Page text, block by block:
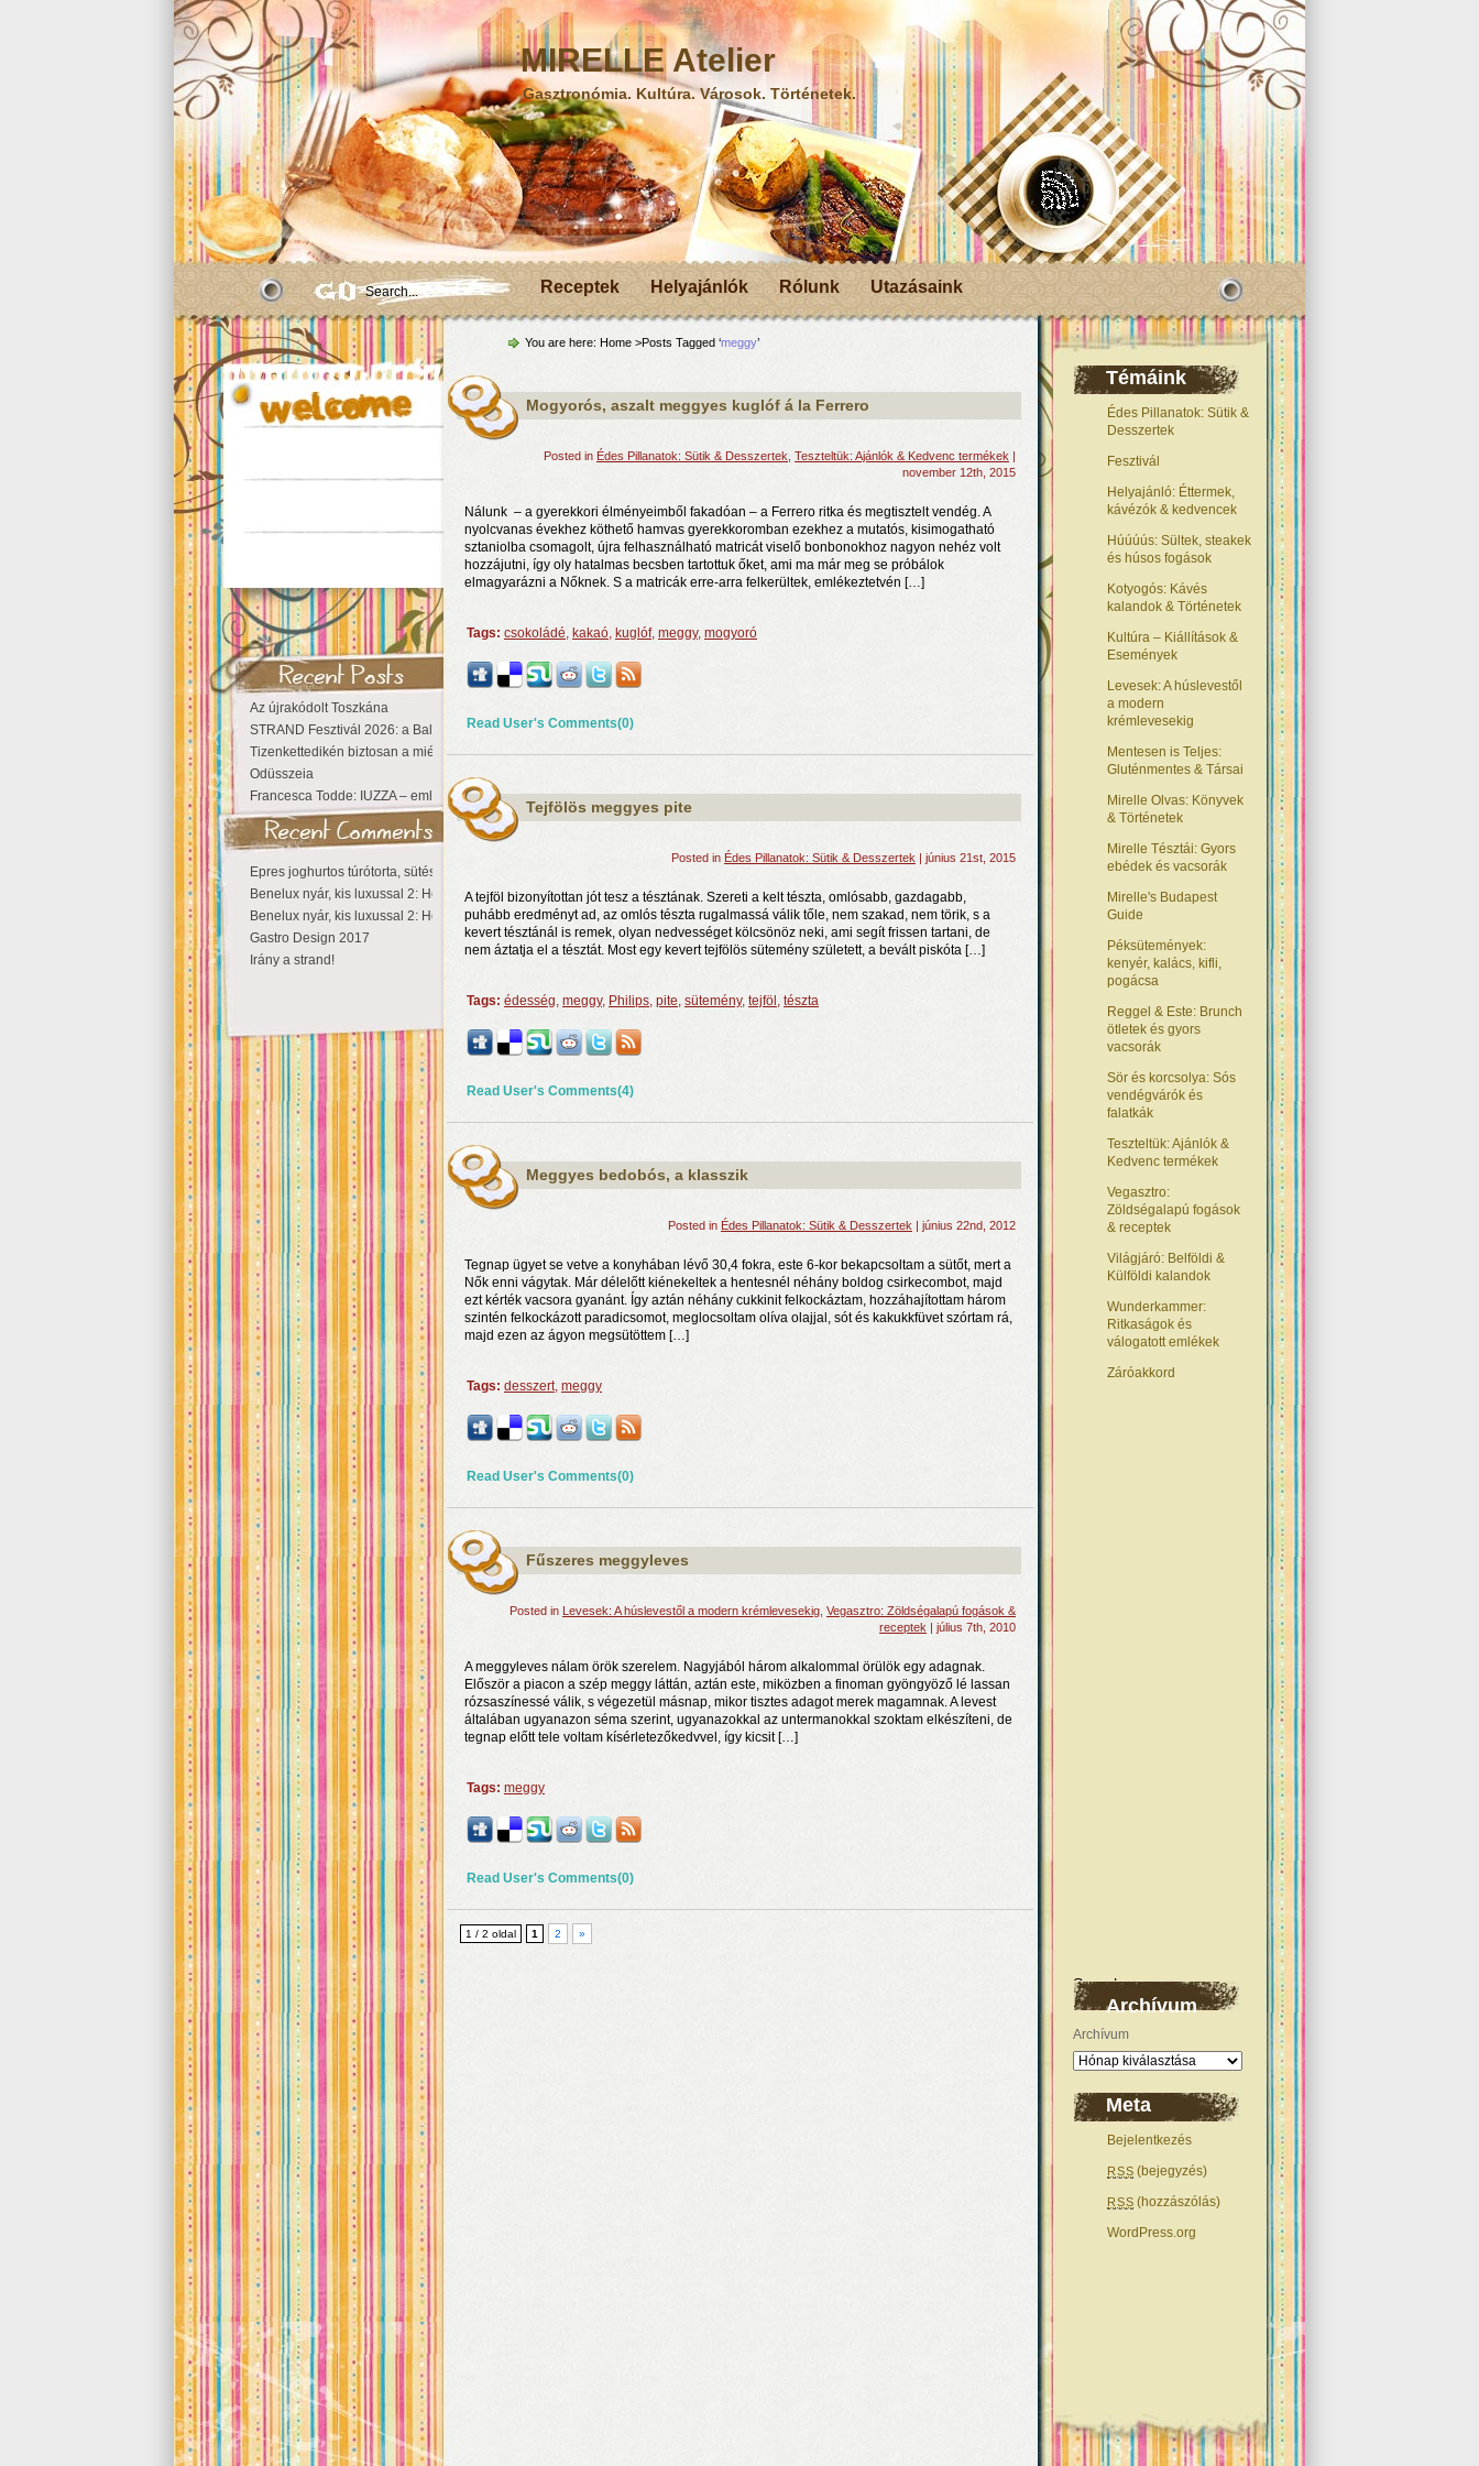
MIRELLE Atelier
Gasztronómia. Kultúra. Városok. Történetek.
Receptek Helyajánlók Rólunk Utazásaink
Az újrakódolt Toszkána
STRAND Fesztivál 2026: a Balaton partján a nyár még tart!
Tizenkettedikén biztosan a miénk a Sziget!
Odüsszeia
Francesca Todde: IUZZA – emlékezet, táj és irodalom találkozása a Mai Manó Házban
Epres joghurtos túrótorta, sütés nélkül
Benelux nyár, kis luxussal 2: Hollandia
Benelux nyár, kis luxussal 2: Hollandia
Gastro Design 2017
Irány a strand!
Témáink
Édes Pillanatok: Sütik &
Desszertek
Fesztivál
Helyajánló: Éttermek,
kávézók & kedvencek
Húúúús: Sültek, steakek
és húsos fogások
Kotyogós: Kávés
kalandok & Történetek
Kultúra – Kiállítások &
Események
Levesek: A húslevestől
a modern
krémlevesekig
Mentesen is Teljes:
Gluténmentes & Társai
Mirelle Olvas: Könyvek
& Történetek
Mirelle Tésztái: Gyors
ebédek és vacsorák
Mirelle's Budapest
Guide
Péksütemények:
kenyér, kalács, kifli,
pogácsa
Reggel & Este: Brunch
ötletek és gyors
vacsorák
Sör és korcsolya: Sós
vendégvárók és
falatkák
Teszteltük: Ajánlók &
Kedvenc termékek
Vegasztro:
Zöldségalapú fogások
& receptek
Világjáró: Belföldi &
Külföldi kalandok
Wunderkammer:
Ritkaságok és
válogatott emlékek
Záróakkord
Archívum
Archívum
Meta
Bejelentkezés
RSS (bejegyzés)
RSS (hozzászólás)
WordPress.org
You are here: Home >Posts Tagged ‘meggy’
Mogyorós, aszalt meggyes kuglóf á la Ferrero
Posted in Édes Pillanatok: Sütik & Desszertek Teszteltük: Ajánlók & Kedvenc termékek |
november 12th, 2015
Nálunk – a gyerekkori élményeimből fakadóan – a Ferrero ritka és megtisztelt vendég. A
nyolcvanas évekhez köthető hamvas gyerekkoromban ezekhez a mutatós, kisimogatható
sztaniolba csomagolt, újra felhasználható matricát viselő bonbonokhoz nagyon nehéz volt
hozzájutni, így oly hatalmas becsben tartottuk őket, ami ma már meg se próbálok
elmagyarázni a Nőknek. S a matricák erre-arra felkerültek, emlékeztetvén […]
Tags: csokoládé, kakaó, kuglóf, meggy, mogyoró
Read User's Comments(0)
Tejfölös meggyes pite
Posted in Édes Pillanatok: Sütik & Desszertek | június 21st, 2015
A tejföl bizonyítottan jót tesz a tésztának. Szereti a kelt tészta, omlósabb, gazdagabb,
puhább eredményt ad, az omlós tészta rugalmassá válik tőle, nem szakad, nem törik, s a
kevert tésztánál is remek, olyan nedvességet kölcsönöz neki, ami segít frissen tartani, de
nem áztatja el a tésztát. Most egy kevert tejfölös sütemény született, a bevált piskóta […]
Tags: édesség, meggy, Philips, pite, sütemény, tejföl , tészta
Read User's Comments(4)
Meggyes bedobós, a klasszik
Posted in Édes Pillanatok: Sütik & Desszertek | június 22nd, 2012
Tegnap ügyet se vetve a konyhában lévő 30,4 fokra, este 6-kor bekapcsoltam a sütőt, mert a
Nők enni vágytak. Már délelőtt kiénekeltek a hentesnél néhány boldog csirkecombot, majd
ezt kérték vacsora gyanánt. Így aztán néhány cukkinit felkockáztam, hozzáhajítottam három
szintén felkockázott paradicsomot, meglocsoltam olíva olajjal, sót és kakukkfüvet szórtam rá,
majd ezen az ágyon megsütöttem […]
Tags: desszert, meggy
Read User's Comments(0)
Fűszeres meggyleves
Posted in Levesek: A húslevestől a modern krémlevesekig Vegasztro: Zöldségalapú fogások &
receptek | július 7th, 2010
A meggyleves nálam örök szerelem. Nagyjából három alkalommal örülök egy adagnak.
Először a piacon a szép meggy láttán, aztán este, miközben a finoman gyöngyöző lé lassan
rózsaszínessé válik, s végezetül másnap, mikor tisztes adagot merek magamnak. A levest
általában ugyanazon séma szerint, ugyanazokkal az untermanokkal szoktam elkészíteni, de
tegnap előtt tele voltam kísérletezőkedvvel, így kicsit […]
Tags: meggy
Read User's Comments(0)
1 / 2 oldal 1 2 »